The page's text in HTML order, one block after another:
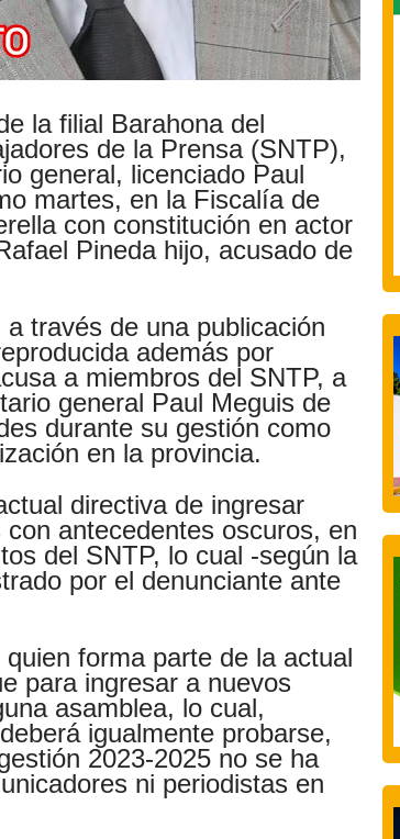
la filial Barahona del
de la Prensa (SNTP),
general, licenciado Paul
martes, en la Fiscalía de
con constitución en actor
Pineda hijo, acusado de
a través de una publicación
además por
a miembros del SNTP, a
general Paul Meguis de
durante su gestión como
en la provincia.
directiva de ingresar
antecedentes oscuros, en
del SNTP, lo cual -según la
por el denunciante ante
forma parte de la actual
para ingresar a nuevos
asamblea, lo cual,
igualmente probarse,
2023-2025 no se ha
ni periodistas en